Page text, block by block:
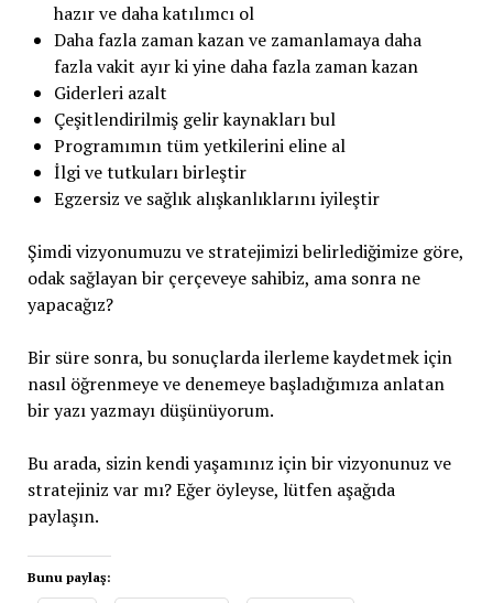
hazır ve daha katılımcı ol
Daha fazla zaman kazan ve zamanlamaya daha
fazla vakit ayır ki yine daha fazla zaman kazan
Giderleri azalt
Çeşitlendirilmiş gelir kaynakları bul
Programımın tüm yetkilerini eline al
İlgi ve tutkuları birleştir
Egzersiz ve sağlık alışkanlıklarını iyileştir
Şimdi vizyonumuzu ve stratejimizi belirlediğimize göre,
odak sağlayan bir çerçeveye sahibiz, ama sonra ne
yapacağız?
Bir süre sonra, bu sonuçlarda ilerleme kaydetmek için
nasıl öğrenmeye ve denemeye başladığımıza anlatan
bir yazı yazmayı düşünüyorum.
Bu arada, sizin kendi yaşamınız için bir vizyonunuz ve
stratejiniz var mı? Eğer öyleyse, lütfen aşağıda
paylaşın.
Bunu paylaş: